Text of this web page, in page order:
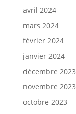
avril 2024
mars 2024
février 2024
janvier 2024
décembre 2023
novembre 2023
octobre 2023